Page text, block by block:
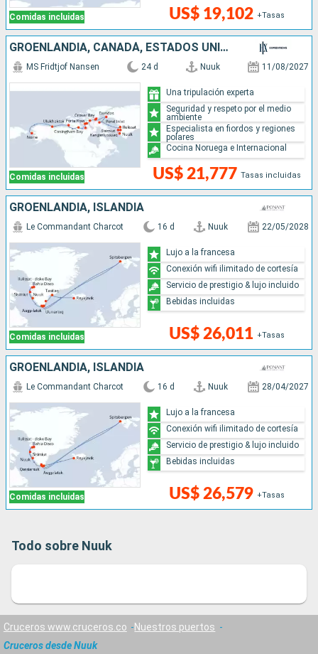
Comidas incluidas US$ 19,102 +Tasas
GROENLANDIA, CANADÁ, ESTADOS UNIDOS
Comidas incluidas
MS Fridtjof Nansen 24 d Nuuk 11/08/2027
US$ 21,777 Tasas incluidas
Una tripulación experta
Seguridad y respeto por el medio
ambiente
Especialista en fiordos y regiones
polares
Cocina Noruega e Internacional
GROENLANDIA, ISLANDIA
Comidas incluidas
Le Commandant Charcot 16 d Nuuk 22/05/2028
US$ 26,011 +Tasas
Lujo a la francesa
Conexión wifi ilimitado de cortesía
Servicio de prestigio & lujo incluido
Bebidas incluidas
GROENLANDIA, ISLANDIA
Comidas incluidas
Le Commandant Charcot 16 d Nuuk 28/04/2027
US$ 26,579 +Tasas
Lujo a la francesa
Conexión wifi ilimitado de cortesía
Servicio de prestigio & lujo incluido
Bebidas incluidas
Todo sobre Nuuk
Cruceros www.cruceros.co
Nuestros puertos
Cruceros desde Nuuk